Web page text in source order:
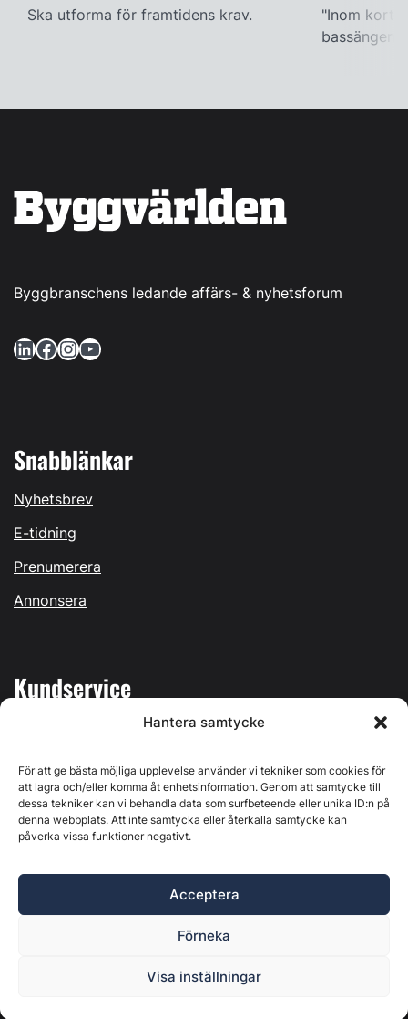
Hantera samtycke
För att ge bästa möjliga upplevelse använder vi tekniker som cookies för
att lagra och/eller komma åt enhetsinformation. Genom att samtycke till
dessa tekniker kan vi behandla data som surfbeteende eller unika ID:n på
denna webbplats. Att inte samtycka eller återkalla samtycke kan
påverka vissa funktioner negativt.
Acceptera
Förneka
Visa inställningar
Ska utforma för framtidens krav.
"Inom kort
Byggbranschens ledande affärs- & nyhetsforum
LinkedIn Facebook InstagramYouTube
Snabblänkar
Nyhetsbrev
E-tidning
Prenumerera
Annonsera
Kundservice
Kontakta oss
Östernäsvägen 1, 827 32 Ljusdal, org.nr: 556625-6425 -
Ansvarig utgivare: Henrik Ekberg. Innehållet på denna
webbplats är upphovsrättsligt skyddat. Ange källa vid citering.
Byggvärlden är en del avMarknadsdatagruppen
Policy för datahantering, integritet och cookies